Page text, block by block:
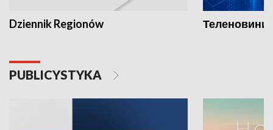
Dziennik Regionów Теленовини
PUBLICYSTYKA